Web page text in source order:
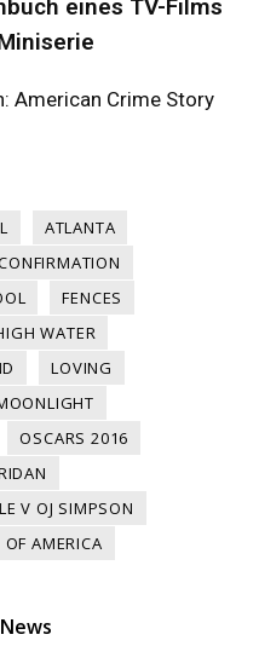
eines TV-Films
American Crime Story
ATLANTA
FENCES
WATER
LOVING
OSCARS 2016
V OJ SIMPSON
AMERICA